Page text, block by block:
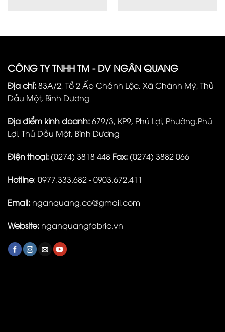
CÔNG TY TNHH TM - DV NGÂN QUANG
Địa chỉ:83A/2, Tổ 2 Ấp Chánh Lộc, Xã Chánh Mỹ, Thủ
Dầu Một, Bình Dương
Địa điểm kinh doanh:679/3, KP9, Phú Lợi, Phường.Phú
Lợi, Thủ Dầu Một, Bình Dương
Điện thoại:(0274) 3818 448 Fax:(0274) 3882 066
Hotline: 0977.333.682 - 0903.672.411
Email: nganquang.co@gmail.com
Website: nganquangfabric.vn